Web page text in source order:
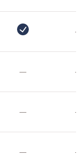
—
—
—